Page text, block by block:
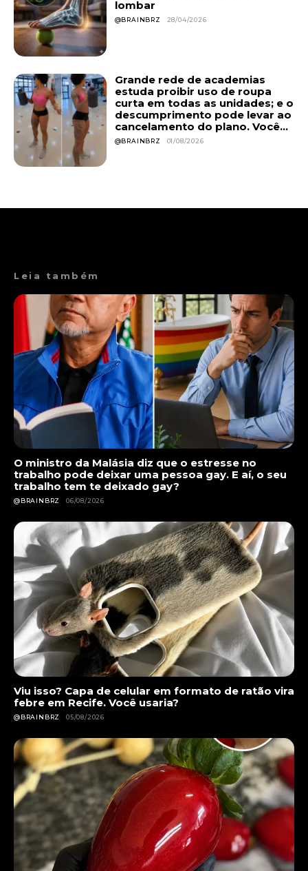
lombar
@BRAINBRZ 28/04/2026
Grande rede de academias
estuda proibir uso de roupa
curta em todas as unidades; e o
descumprimento pode levar ao
cancelamento do plano. Você...
@BRAINBRZ 01/08/2026
Leia também
O ministro da Malásia diz que o estresse no
trabalho pode deixar uma pessoa gay. E aí, o seu
trabalho tem te deixado gay?
@BRAINBRZ 06/08/2026
Viu isso? Capa de celular em formato de ratão vira
febre em Recife. Você usaria?
@BRAINBRZ 05/08/2026